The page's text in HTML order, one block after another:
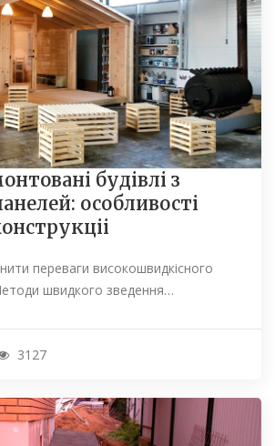
будівлі з
особливості
переваги високошвидкісного
швидкого зведення…
3127